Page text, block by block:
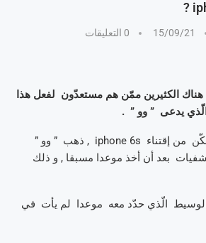
15/09/21 0 التعليقات
الكثيرين ممّن هم مستعدّون لفعل هذا
يدعى ” وو ” .
في الواقع , و لكي يتمكّن من إقتناء iphone 6s , ذهب ” وو ”
بعد أن أخذ موعدا مسبقا , و ذلك
الّذي حدّد معه موعدا لم يأت في